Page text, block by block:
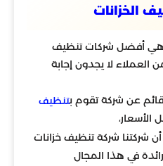
الخزانات
هي أفضل شركات تنظيف
العملاء لا يجدون إجابة
عن شركة تقوم بتنظيف
الأسعار،
شركتنا شركة تنظيف خزانات
في هذا المجال